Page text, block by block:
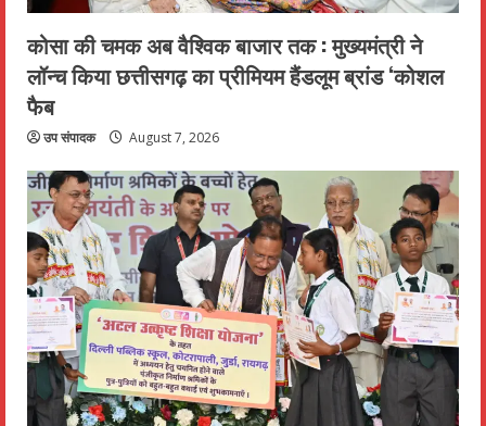
कोसा की चमक अब वैश्विक बाजार तक : मुख्यमंत्री ने
लॉन्च किया छत्तीसगढ़ का प्रीमियम हैंडलूम ब्रांड ‘कोशल
फैब
उप संपादक August 7, 2026